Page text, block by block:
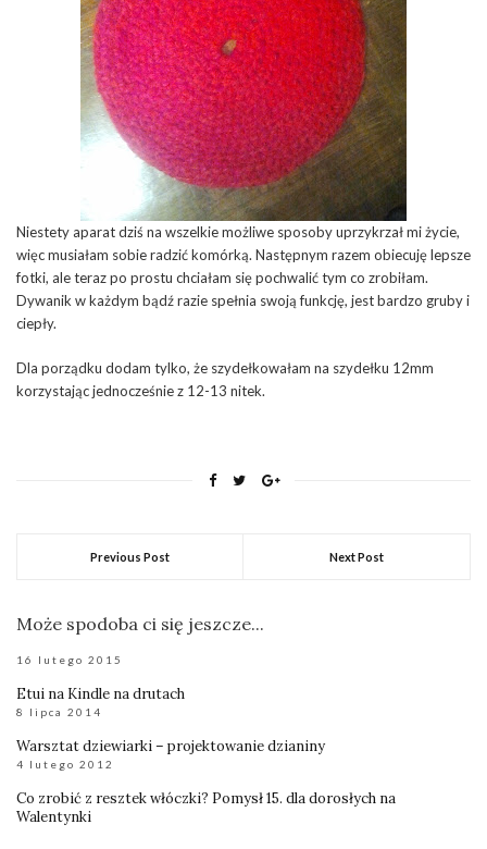
Niestety aparat dziś na wszelkie możliwe sposoby uprzykrzał mi życie,
więc musiałam sobie radzić komórką. Następnym razem obiecuję lepsze
fotki, ale teraz po prostu chciałam się pochwalić tym co zrobiłam.
Dywanik w każdym bądź razie spełnia swoją funkcję, jest bardzo gruby i
ciepły.
Dla porządku dodam tylko, że szydełkowałam na szydełku 12mm
korzystając jednocześnie z 12-13 nitek.
Previous Post Next Post
Może spodoba ci się jeszcze...
16 lutego 2015
Etui na Kindle na drutach
8 lipca 2014
Warsztat dziewiarki – projektowanie dzianiny
4 lutego 2012
Co zrobić z resztek włóczki? Pomysł 15. dla dorosłych na
Walentynki